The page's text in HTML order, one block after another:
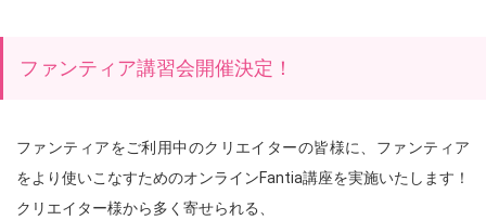
ファンティア講習会開催決定！
ファンティアをご利用中のクリエイターの皆様に、ファンティア
をより使いこなすためのオンラインFantia講座を実施いたします！
クリエイター様から多く寄せられる、